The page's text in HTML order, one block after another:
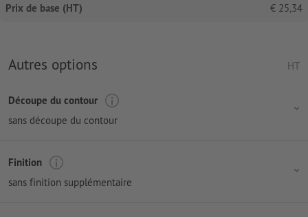
Prix de base (HT) € 25,34
Autres options HT
Découpe du contour
sans découpe du contour
Finition
sans finition supplémentaire